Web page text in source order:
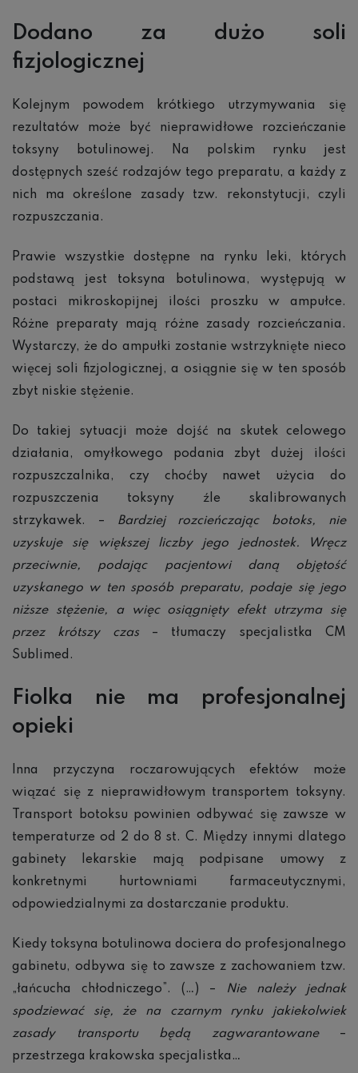
Dodano za dużo soli
fizjologicznej
Kolejnym powodem krótkiego utrzymywania się
rezultatów może być nieprawidłowe rozcieńczanie
toksyny botulinowej. Na polskim rynku jest
dostępnych sześć rodzajów tego preparatu, a każdy z
nich ma określone zasady tzw. rekonstytucji, czyli
rozpuszczania.
Prawie wszystkie dostępne na rynku leki, których
podstawą jest toksyna botulinowa, występują w
postaci mikroskopijnej ilości proszku w ampułce.
Różne preparaty mają różne zasady rozcieńczania.
Wystarczy, że do ampułki zostanie wstrzyknięte nieco
więcej soli fizjologicznej, a osiągnie się w ten sposób
zbyt niskie stężenie.
Do takiej sytuacji może dojść na skutek celowego
działania, omyłkowego podania zbyt dużej ilości
rozpuszczalnika, czy choćby nawet użycia do
rozpuszczenia toksyny źle skalibrowanych
strzykawek. – Bardziej rozcieńczając botoks, nie
uzyskuje się większej liczby jego jednostek. Wręcz
przeciwnie, podając pacjentowi daną objętość
uzyskanego w ten sposób preparatu, podaje się jego
niższe stężenie, a więc osiągnięty efekt utrzyma się
przez krótszy czas– tłumaczy specjalistka CM
Sublimed.
Fiolka nie ma profesjonalnej
opieki
Inna przyczyna roczarowujących efektów może
wiązać się z nieprawidłowym transportem toksyny.
Transport botoksu powinien odbywać się zawsze w
temperaturze od 2 do 8 st. C. Między innymi dlatego
gabinety lekarskie mają podpisane umowy z
konkretnymi hurtowniami farmaceutycznymi,
odpowiedzialnymi za dostarczanie produktu.
Kiedy toksyna botulinowa dociera do profesjonalnego
gabinetu, odbywa się to zawsze z zachowaniem tzw.
„łańcucha chłodniczego”. (…) –
Nie należy jednak
spodziewać się, że na czarnym rynku jakiekolwiek
zasady transportu będą zagwarantowane–
przestrzega krakowska specjalistka…